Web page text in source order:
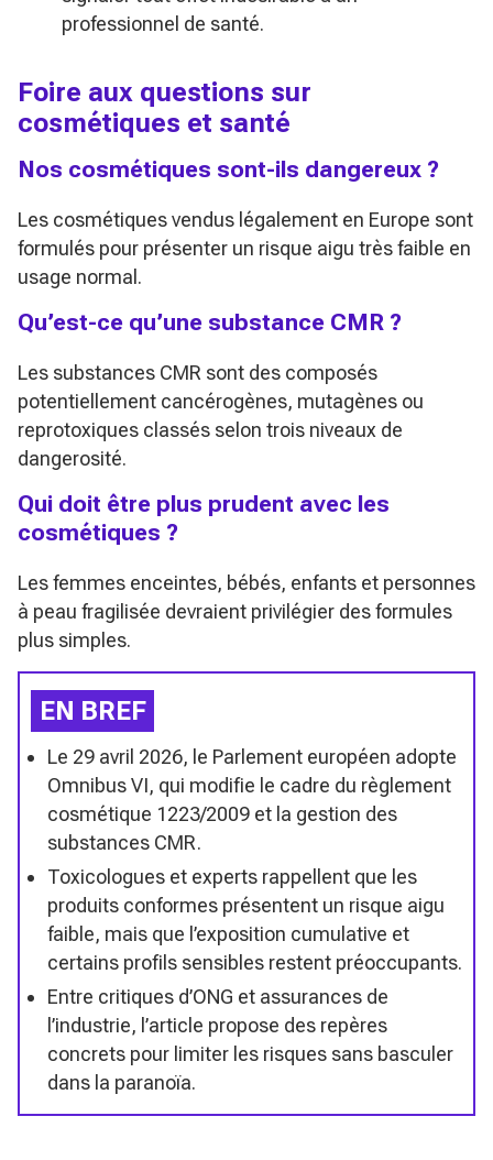
professionnel de santé.
Foire aux questions sur
cosmétiques et santé
Nos cosmétiques sont-ils dangereux ?
Les cosmétiques vendus légalement en Europe sont
formulés pour présenter un risque aigu très faible en
usage normal.
Qu’est-ce qu’une substance CMR ?
Les substances CMR sont des composés
potentiellement cancérogènes, mutagènes ou
reprotoxiques classés selon trois niveaux de
dangerosité.
Qui doit être plus prudent avec les
cosmétiques ?
Les femmes enceintes, bébés, enfants et personnes
à peau fragilisée devraient privilégier des formules
plus simples.
EN BREF
Le 29 avril 2026, le Parlement européen adopte
Omnibus VI, qui modifie le cadre du règlement
cosmétique 1223/2009 et la gestion des
substances CMR.
Toxicologues et experts rappellent que les
produits conformes présentent un risque aigu
faible, mais que l’exposition cumulative et
certains profils sensibles restent préoccupants.
Entre critiques d’ONG et assurances de
l’industrie, l’article propose des repères
concrets pour limiter les risques sans basculer
dans la paranoïa.